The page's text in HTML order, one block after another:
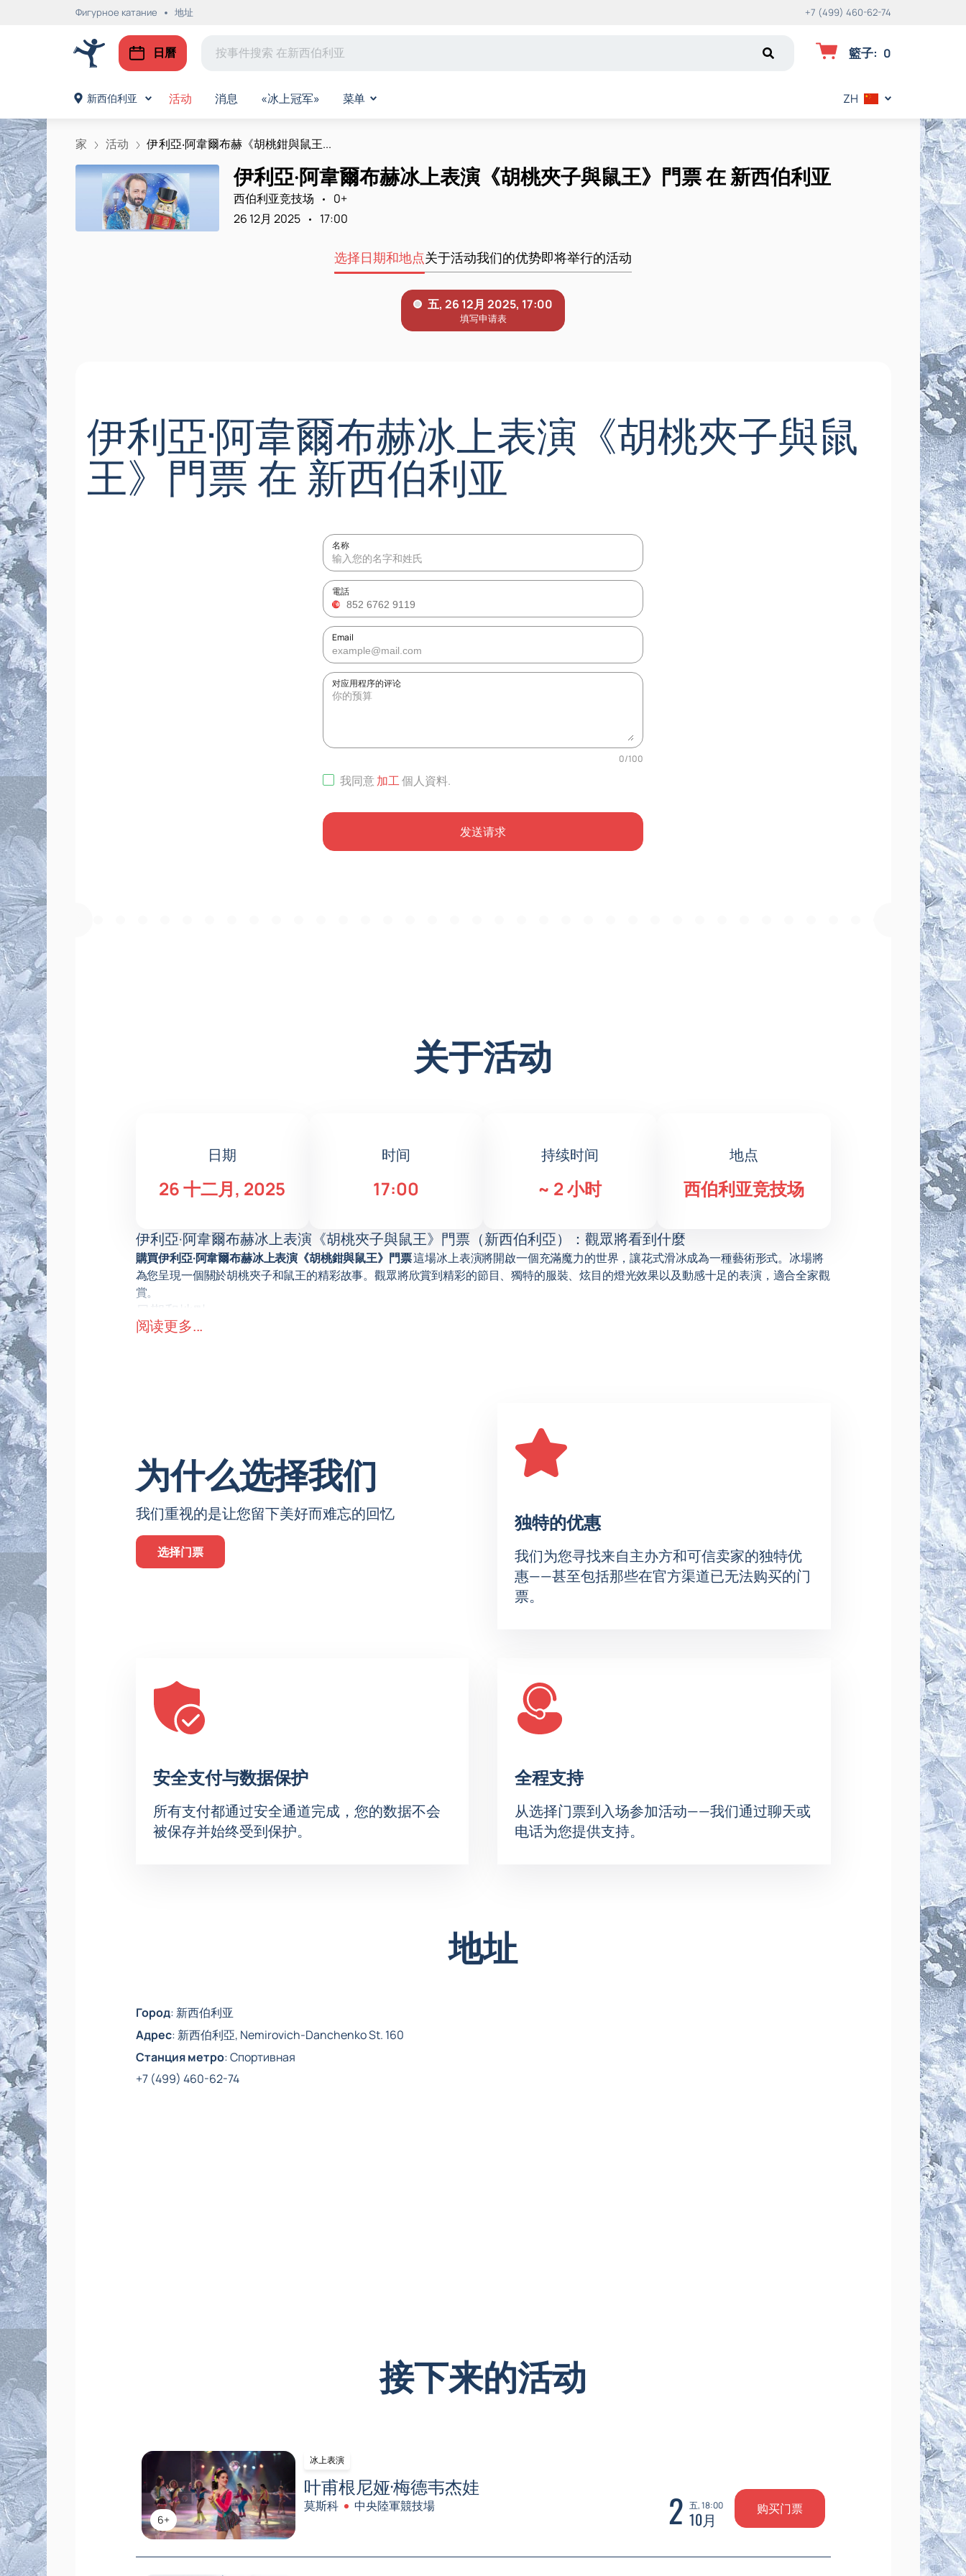
Фигурное катание 地址 +7 (499) 460-62-74
日曆 籃子: 0
新西伯利亚 活动 消息 «冰上冠军» 菜单 ZH
家 活动 伊利亞‧阿韋爾布赫《胡桃鉗與鼠王...
伊利亞·阿韋爾布赫冰上表演《胡桃夾子與鼠王》門票 在 新西伯利亚
西伯利亚竞技场
0+
26 12月 2025
17:00
选择日期和地点关于活动我们的优势即将举行的活动
伊利亞·阿韋爾布赫冰上表演《胡桃夾子與鼠
王》門票 在 新西伯利亚
名称
電話
Email
对应用程序的评论
0/100
我同意加工個人資料.
发送请求
关于活动
日期
26 十二月, 2025
时间
17:00
持续时间
~ 2 小时
地点
西伯利亚竞技场
伊利亞·阿韋爾布赫冰上表演《胡桃夾子與鼠王》門票（新西伯利亞）：觀眾將看到什麼
購買伊利亞·阿韋爾布赫冰上表演《胡桃鉗與鼠王》門票這場冰上表演將開啟一個充滿魔力的世界，讓花式滑冰成為一種藝術形式。冰場將
為您呈現一個關於胡桃夾子和鼠王的精彩故事。觀眾將欣賞到精彩的節目、獨特的服裝、炫目的燈光效果以及動感十足的表演，適合全家觀
賞。
日期和地點
首演將於2025年12月26日舉行。地點：西伯利亞競技場，地址：涅米羅維奇-丹琴科街160號。寬敞的冰場確保您在任何座位都能擁有良好
節目、劇情、時長
觀眾將欣賞到內容豐富的節目：冰上動感十足的場景、富有表現力的編舞以及節日般的氛圍。
這場演出匯集了全國最優秀的滑冰選手。劇情改編自《胡桃鉗》的故事以及胡桃鉗與鼠王的戰鬥。演出精彩紛呈，是閔家觀賞的理想
高水準的花式滑冰
引人入勝的冰上故事
電話訂票－客服人員將為您選擇合適的選項，並告知您場館的費用和設施。 提前購買花式滑冰比賽門票，即可確保您在西伯利亞體育館欣
賞到年度最精彩賽事之一的最佳座位。
使用場館地圖選擇座位
線上訂票
快速客服支援
企業訂票
阅读更多...
为什么选择我们
我们重视的是让您留下美好而难忘的回忆
选择门票
独特的优惠
我们为您寻找来自主办方和可信卖家的独特优
惠——甚至包括那些在官方渠道已无法购买的门
票。
安全支付与数据保护
所有支付都通过安全通道完成，您的数据不会
被保存并始终受到保护。
全程支持
从选择门票到入场参加活动——我们通过聊天或
电话为您提供支持。
地址
Город: 新西伯利亚
Адрес: 新西伯利亞, Nemirovich-Danchenko St. 160
Станция метро:Спортивная
+7 (499) 460-62-74
接下来的活动
6+
冰上表演
叶甫根尼娅·梅德韦杰娃
莫斯科 中央陸軍競技場 2 五, 18:00
10月 购买门票